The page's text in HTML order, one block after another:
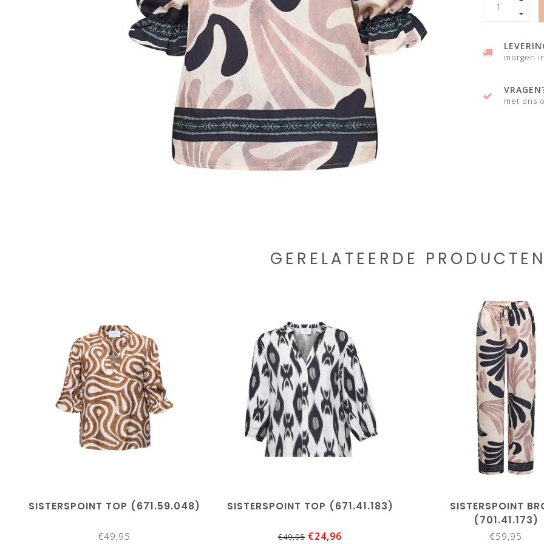
morgen
met ons
GERELATEERDE
SISTERSPOINT TOP (671.59.048)
€49,95
SISTERSPOINT TOP (671.41.183)
€49,95 €24,96
SISTERSPOINT
(701.41.173)
€59,95